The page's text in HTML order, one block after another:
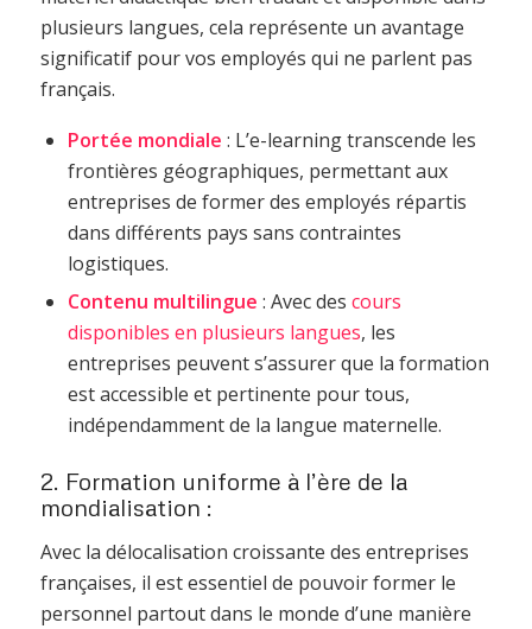
plusieurs langues, cela représente un avantage
significatif pour vos employés qui ne parlent pas
français.
Portée mondiale : L’e-learning transcende les
frontières géographiques, permettant aux
entreprises de former des employés répartis
dans différents pays sans contraintes
logistiques.
Contenu multilingue : Avec des cours
disponibles en plusieurs langues, les
entreprises peuvent s’assurer que la formation
est accessible et pertinente pour tous,
indépendamment de la langue maternelle.
2. Formation uniforme à l’ère de la
mondialisation :
Avec la délocalisation croissante des entreprises
françaises, il est essentiel de pouvoir former le
personnel partout dans le monde d’une manière